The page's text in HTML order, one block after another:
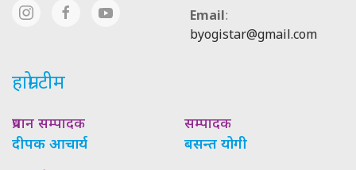
Email:
byogistar@gmail.com
हाम्रो टीम
प्रधान सम्पादक
दीपक आचार्य
सम्पादक
बसन्त योगी